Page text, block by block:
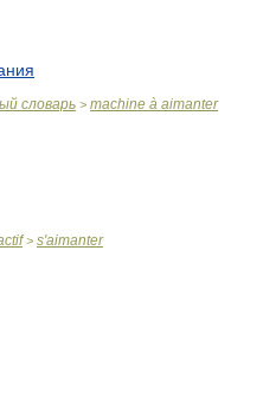
словарь > machine à aimanter
> s'aimanter